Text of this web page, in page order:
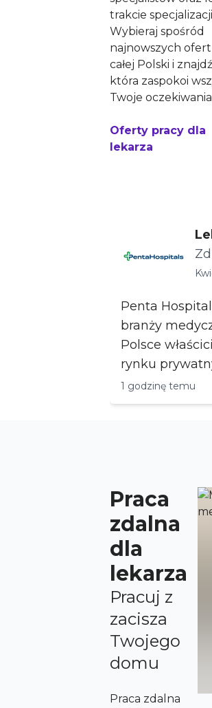
trakcie
Wybieraj spośród
najnowszych
całej Polski i
która zaspokoi
Twoje
Oferty pracy dla
lekarza
Penta
branży
Polsce
rynku
Posiadamy wi...
1 godzinę temu
Praca
zdalna
dla
lekarza
Pracuj z
zacisza
Twojego
domu
Praca zdalna